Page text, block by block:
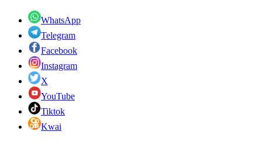
WhatsApp
Telegram
Facebook
Instagram
X
YouTube
Tiktok
Kwai